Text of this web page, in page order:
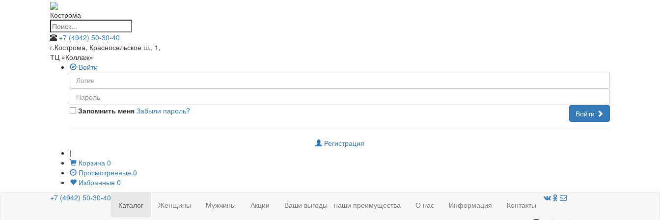
Кострома
+7 (4942) 50-30-40
г.Кострома, Красносельское ш., 1 ,
ТЦ «Коллаж»
Войти
Запомнить меня Войти
Забыли пароль?
Регистрация
|
Корзина 0
Просмотренные 0
Избранные 0
+7 (4942) 50-30-40
Каталог Женщины Мужчины Акции Ваши выгоды - наши преимущества О нас Информация
Контакты